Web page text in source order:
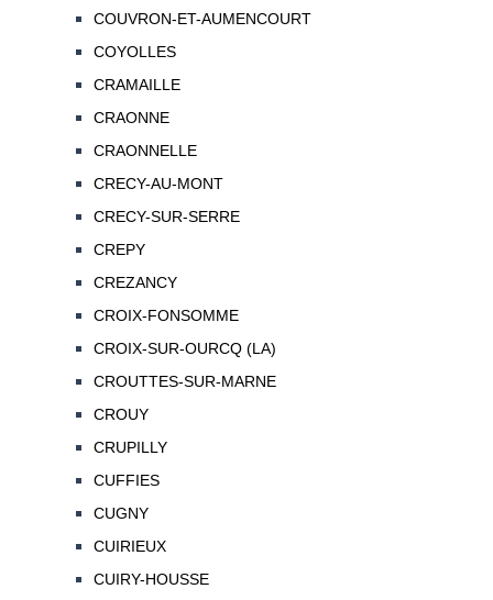
COUVRON-ET-AUMENCOURT
COYOLLES
CRAMAILLE
CRAONNE
CRAONNELLE
CRECY-AU-MONT
CRECY-SUR-SERRE
CREPY
CREZANCY
CROIX-FONSOMME
CROIX-SUR-OURCQ (LA)
CROUTTES-SUR-MARNE
CROUY
CRUPILLY
CUFFIES
CUGNY
CUIRIEUX
CUIRY-HOUSSE